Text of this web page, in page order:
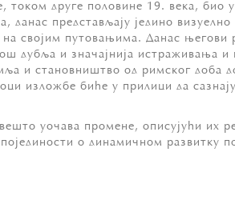
током друге половине 19. века,
данас представљају једино
својим путовањима. Данас његови
дубља и значајнија истраживања
и становништво од римског доба
изложбе биће у прилици да
уочава промене, описујући их
о динамичном развитку